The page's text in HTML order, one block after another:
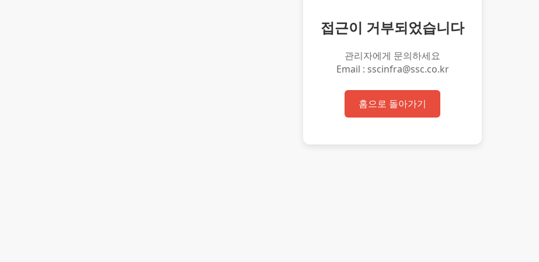
접근이 거부되었습니다
관리자에게 문의하세요
Email : sscinfra@ssc.co.kr
홈으로 돌아가기